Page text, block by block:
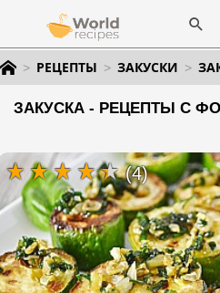
РЕЦЕПТЫ ЗАКУСКИ
ЗАКУСКА - РЕЦЕПТЫ С
(4)